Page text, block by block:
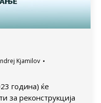
Kjamilov
година) ќе
за реконструкција